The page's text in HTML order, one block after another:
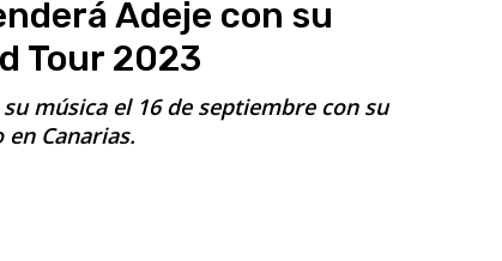
Adeje con su
Tour 2023
música el 16 de septiembre con su
Canarias.